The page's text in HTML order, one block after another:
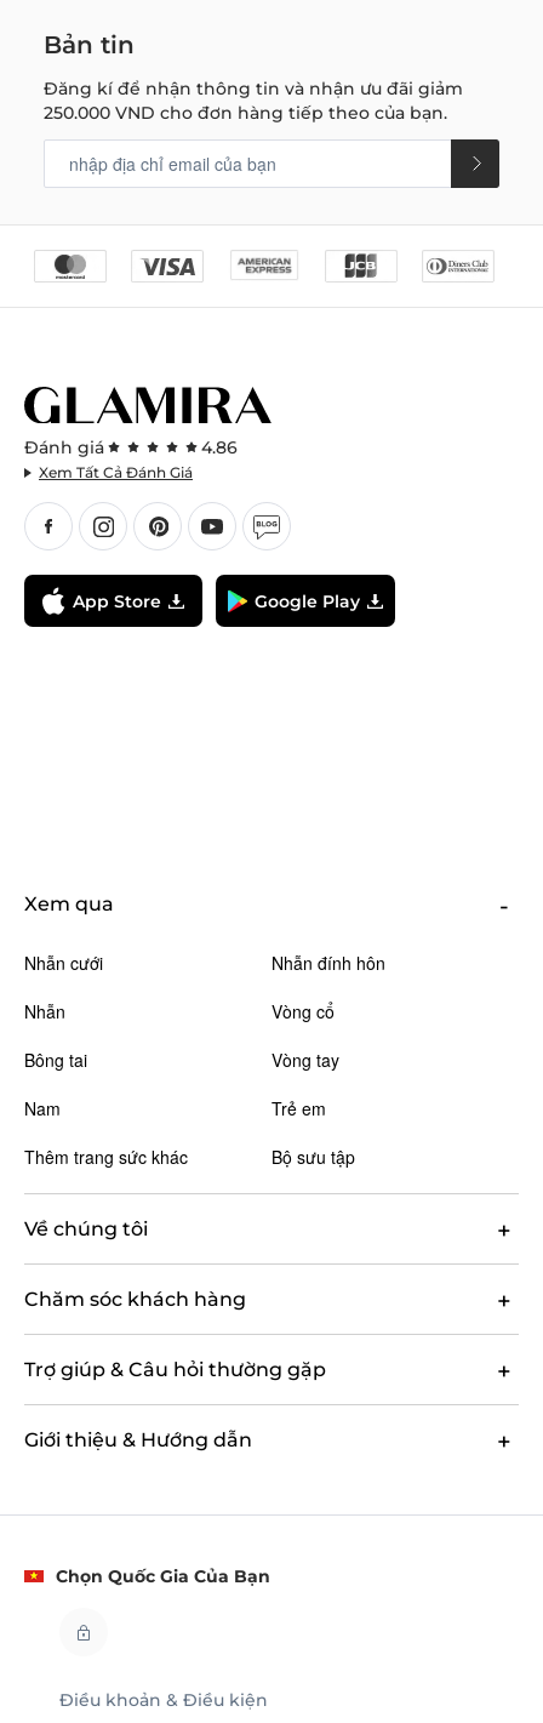
Bản tin
Đăng kí để nhận thông tin và nhận ưu đãi giảm
250.000 VND cho đơn hàng tiếp theo của bạn.
Đánh giá 4.86
Xem Tất Cả Đánh Giá
App Store Google Play
Xem qua
Nhẫn cưới
Nhẫn đính hôn
Nhẫn
Vòng cổ
Bông tai
Vòng tay
Nam
Trẻ em
Thêm trang sức khác
Bộ sưu tập
Về chúng tôi
Chăm sóc khách hàng
Trợ giúp & Câu hỏi thường gặp
Giới thiệu & Hướng dẫn
Chọn Quốc Gia Của Bạn
Điều khoản & Điều kiện